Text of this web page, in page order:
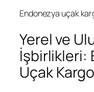
Endonezya uçak
Yerel ve
İşbirlikleri:
Uçak